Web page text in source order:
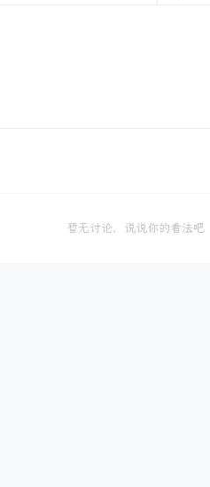
暂无讨论，说说你的看法吧